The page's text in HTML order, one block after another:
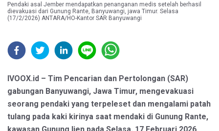
Pendaki asal Jember mendapatkan penanganan medis setelah berhasil
dievakuasi dari Gunung Rante, Banyuwangi, jawa Timur. Selasa
(17/2/2026) ANTARA/HO-Kantor SAR Banyuwangi
IVOOX.id – Tim Pencarian dan Pertolongan (SAR)
gabungan Banyuwangi, Jawa Timur, mengevakuasi
seorang pendaki yang terpeleset dan mengalami patah
tulang pada kaki kirinya saat mendaki di Gunung Rante,
kawasan Gunung Ijen pada Selasa, 17 Februari 2026.